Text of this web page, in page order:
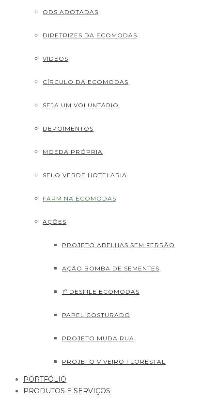
ODS ADOTADAS
DIRETRIZES DA ECOMODAS
VÍDEOS
CÍRCULO DA ECOMODAS
SEJA UM VOLUNTÁRIO
DEPOIMENTOS
MOEDA PRÓPRIA
SELO VERDE HOTELARIA
FARM NA ECOMODAS
AÇÕES
PROJETO ABELHAS SEM FERRÃO
AÇÃO BOMBA DE SEMENTES
1º DESFILE ECOMODAS
PAPEL COSTURADO
PROJETO MUDA RUA
PROJETO VIVEIRO FLORESTAL
PORTFÓLIO
PRODUTOS E SERVIÇOS